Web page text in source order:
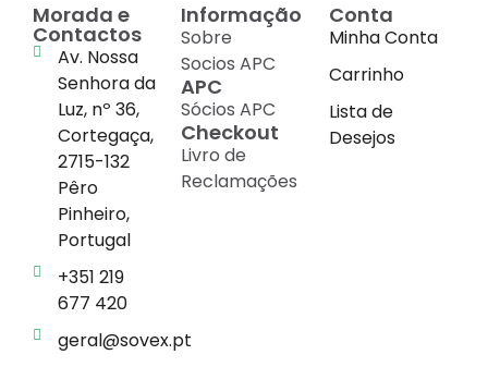
Morada e
Contactos
Av. Nossa
Senhora da
Luz, nº 36,
Cortegaça,
2715-132
Pêro
Pinheiro,
Portugal
+351 219
677 420
geral@sovex.pt
Informação
Sobre
Socios APC
APC
Sócios APC
Checkout
Livro de
Reclamações
Conta
Minha Conta
Carrinho
Lista de
Desejos